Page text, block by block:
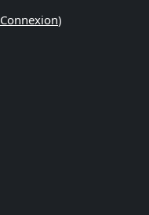
Connexion)